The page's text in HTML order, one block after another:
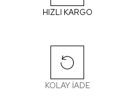
HIZLI KARGO
KOLAY İADE